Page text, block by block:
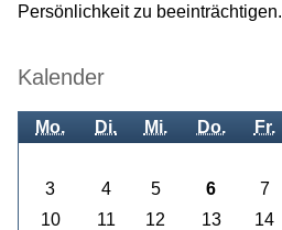
Persönlichkeit zu beeinträchtigen.
Kalender
Mo. Di. Mi. Do. Fr.
3
4 5 6 7
10
11 12 13 14